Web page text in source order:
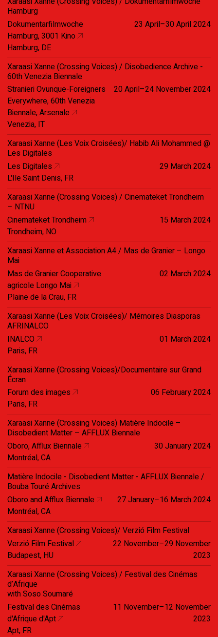
Hamburg
Dokumentarfilmwoche
Hamburg, 3001 Kino
Hamburg, DE
23 April–30 April 2024
Xaraasi Xanne (Crossing Voices) / Disobedience Archive -
60th Venezia Biennale
Stranieri Ovunque-Foreigners
Everywhere, 60th Venezia
Biennale, Arsenale
Venezia, IT
20 April–24 November 2024
Xaraasi Xanne (Les Voix Croisées)/ Habib Ali Mohammed @
Les Digitales
Les Digitales
L'Ile Saint Denis, FR
29 March 2024
Xaraasi Xanne (Crossing Voices) / Cinemateket Trondheim
– NTNU
Cinemateket Trondheim
Trondheim, NO
15 March 2024
Xaraasi Xanne et Association A4 / Mas de Granier – Longo
Mai
Mas de Granier Cooperative
agricole Longo Mai
Plaine de la Crau, FR
02 March 2024
Xaraasi Xanne (Les Voix Croisées)/ Mémoires Diasporas
AFRINALCO
INALCO
Paris, FR
01 March 2024
Xaraasi Xanne (Crossing Voices)/Documentaire sur Grand
Écran
Forum des images
Paris, FR
06 February 2024
Xaraasi Xanne (Crossing Voices) Matière Indocile –
Disobedient Matter – AFFLUX Biennale
Oboro, Afflux Biennale
Montréal, CA
30 January 2024
Matière Indocile - Disobedient Matter - AFFLUX Biennale /
Bouba Touré Archives
Oboro and Afflux Biennale
Montréal, CA
27 January–16 March 2024
Xaraasi Xanne (Crossing Voices)/ Verzió Film Festival
Verzió Film Festival
Budapest, HU
22 November–29 November
2023
Xaraasi Xanne (Crossing Voices) / Festival des Cinémas
d’Afrique
with Soso Soumaré
Festival des Cinémas
d'Afrique d'Apt
Apt, FR
11 November–12 November
2023